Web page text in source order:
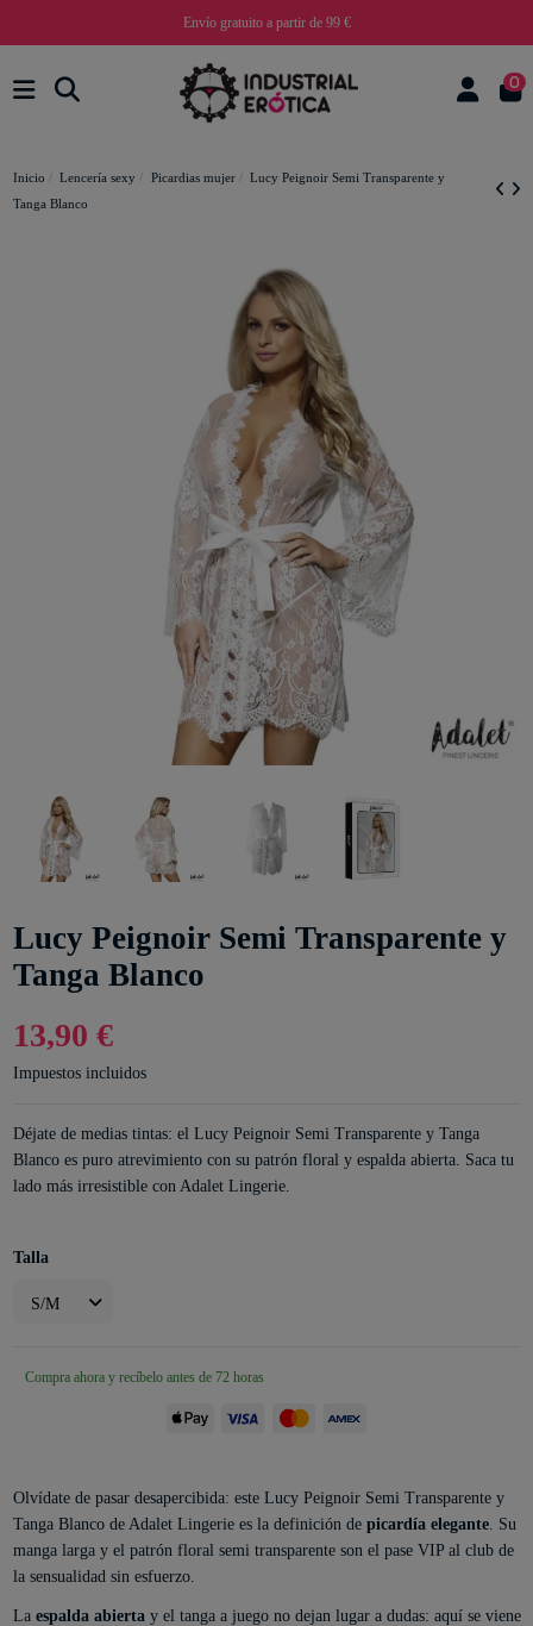
Envío gratuito a partir de 99 €
0
Inicio Lencería sexy Picardias mujer
Lucy Peignoir Semi Transparente y
Tanga Blanco
Lucy Peignoir Semi Transparente y
Tanga Blanco
13,90 €
Impuestos incluidos
Déjate de medias tintas: el Lucy Peignoir Semi Transparente y Tanga
Blanco es puro atrevimiento con su patrón floral y espalda abierta. Saca tu
lado más irresistible con Adalet Lingerie.
Talla
Compra ahora y recíbelo antes de 72 horas
Olvídate de pasar desapercibida: este Lucy Peignoir Semi Transparente y
Tanga Blanco de Adalet Lingerie es la definición de picardía elegante. Su
manga larga y el patrón floral semi transparente son el pase VIP al club de
la sensualidad sin esfuerzo.
La espalda abierta y el tanga a juego no dejan lugar a dudas: aquí se viene